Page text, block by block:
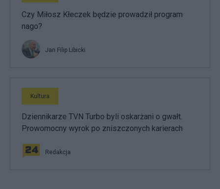
Czy Miłosz Kłeczek będzie prowadził program
nago?
Jan Filip Libicki
Kultura
Dziennikarze TVN Turbo byli oskarżani o gwałt.
Prowomocny wyrok po zniszczonych karierach
Redakcja